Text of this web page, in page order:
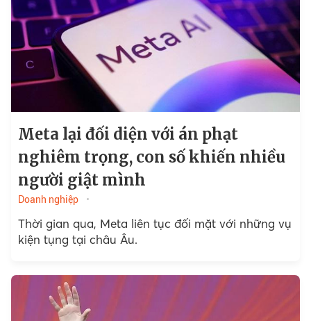
Meta lại đối diện với án phạt
nghiêm trọng, con số khiến nhiều
người giật mình
Doanh nghiệp
Thời gian qua, Meta liên tục đối mặt với những vụ
kiện tụng tại châu Âu.